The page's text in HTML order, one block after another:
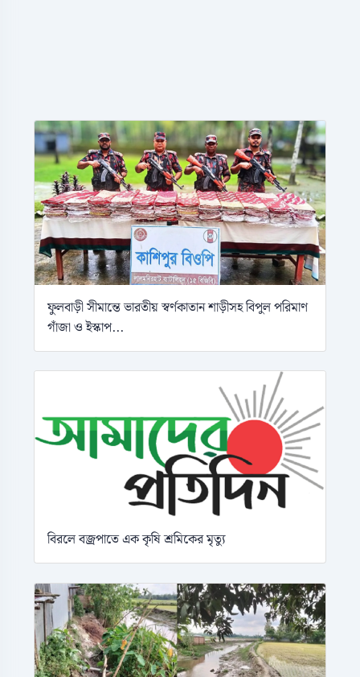
ফুলবাড়ী সীমান্তে ভারতীয় স্বর্ণকাতান শাড়ীসহ বিপুল পরিমাণ
গাঁজা ও ইস্কাপ...
বিরলে বজ্রপাতে এক কৃষি শ্রমিকের মৃত্যু